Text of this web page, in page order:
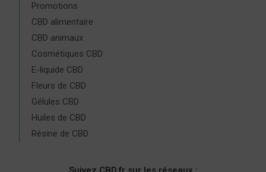
Promotions
CBD alimentaire
CBD animaux
Cosmétiques CBD
E-liquide CBD
Fleurs de CBD
Gélules CBD
Huiles de CBD
Résine de CBD